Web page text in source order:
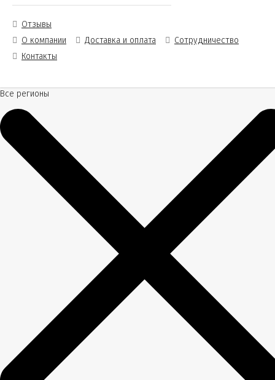
Отзывы
О компании
Доставка и оплата
Сотрудничество
Контакты
Все регионы